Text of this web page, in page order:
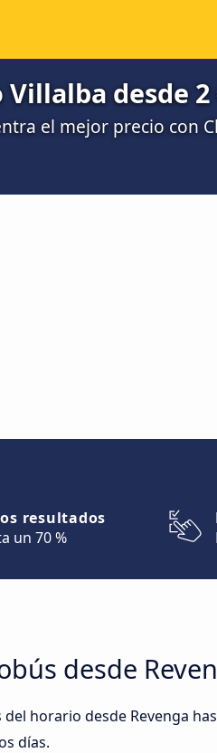
desde 2
el mejor precio con
resultados
un 70 %
desde
horario desde Revenga
días.